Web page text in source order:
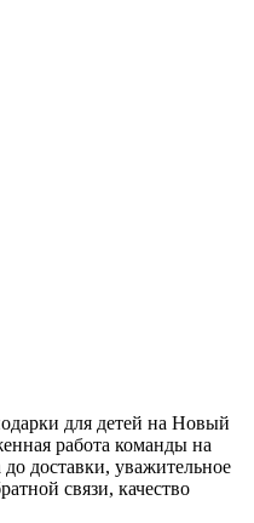
для детей на Новый
работа команды на
до доставки, уважительное
связи, качество